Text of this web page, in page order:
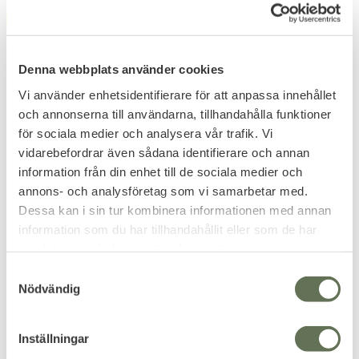
Denna webbplats använder cookies
Vi använder enhetsidentifierare för att anpassa innehållet
och annonserna till användarna, tillhandahålla funktioner
för sociala medier och analysera vår trafik. Vi
vidarebefordrar även sådana identifierare och annan
information från din enhet till de sociala medier och
annons- och analysföretag som vi samarbetar med.
Dessa kan i sin tur kombinera informationen med annan
information som du har tillhandahållit eller som de har
Nödvändig
Inställningar
Lägg till i favoriter
Bärrem till väska 120cm
149
Lägg till i favoriter
Mil-Tec US Fältflaska 2L
Fodral Bärrem Olivgrön
229KR
22%